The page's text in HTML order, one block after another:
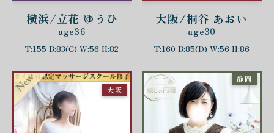
横浜/立花 ゆうひ
age36
T:155 B:83(C) W:56 H:82
大阪/桐谷 あおい
age30
T:160 B:85(D) W:56 H:86
大阪
静岡